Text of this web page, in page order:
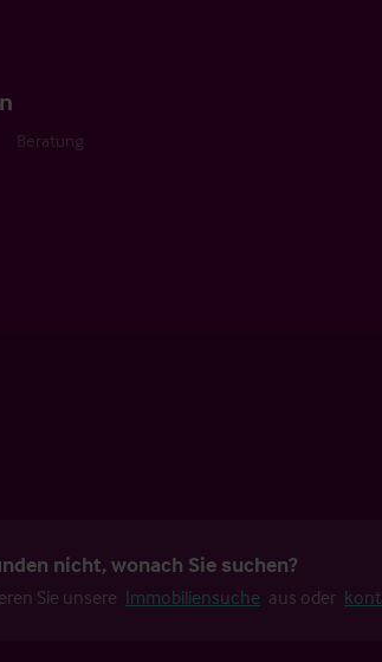
Beratung
nicht, wonach Sie suchen?
Sie unsere Immobiliensuche aus oder